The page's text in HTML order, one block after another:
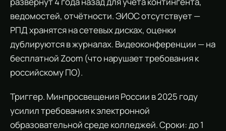
ведомостей, отчётности. ЭИОС отсутствует —
РПД хранятся на сетевых дисках, оценки
дублируются в журналах. Видеоконференции — на
бесплатной Zoom (что нарушает требования к
российскому ПО).
Триггер. Минпросвещения России в 2025 году
усилил требования к электронной
образовательной среде колледжей. Сроки: до 1